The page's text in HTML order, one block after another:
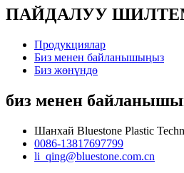
ПАЙДАЛУУ
Продукциялар
Биз менен байланышыңыз
Биз жөнүндө
биз менен
Шанхай Bluestone Plastic
0086-13817697799
li_qing@bluestone.com.cn